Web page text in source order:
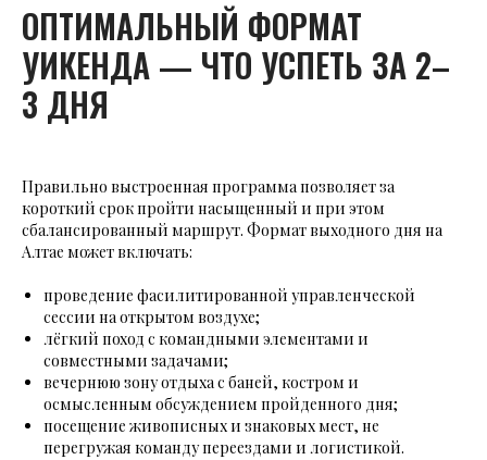
ОПТИМАЛЬНЫЙ ФОРМАТ
УИКЕНДА — ЧТО УСПЕТЬ ЗА 2–
3 ДНЯ
Правильно выстроенная программа позволяет за
короткий срок пройти насыщенный и при этом
сбалансированный маршрут. Формат выходного дня на
Алтае может включать:
проведение фасилитированной управленческой
сессии на открытом воздухе;
лёгкий поход с командными элементами и
совместными задачами;
вечернюю зону отдыха с баней, костром и
осмысленным обсуждением пройденного дня;
посещение живописных и знаковых мест, не
перегружая команду переездами и логистикой.